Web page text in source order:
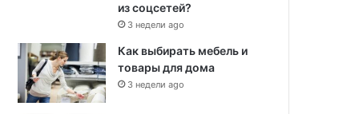
из соцсетей?
3 недели ago
Как выбирать мебель и
товары для дома
3 недели ago